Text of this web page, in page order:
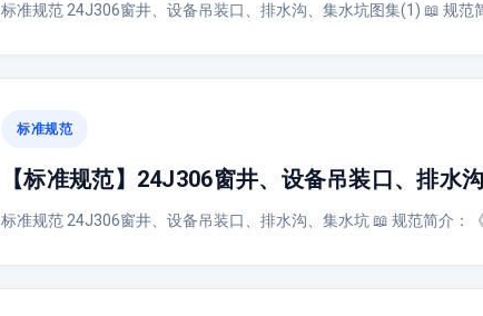
标准规范 24J306窗井、设备吊装口、排水沟、集水坑图集(1) 📖 规范
标准规范
【标准规范】24J306窗井、设备吊装口、排水
标准规范 24J306窗井、设备吊装口、排水沟、集水坑 📖 规范简介：